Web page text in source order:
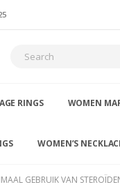
RINGS WOMEN
WOMEN’S
GEBRUIK VAN